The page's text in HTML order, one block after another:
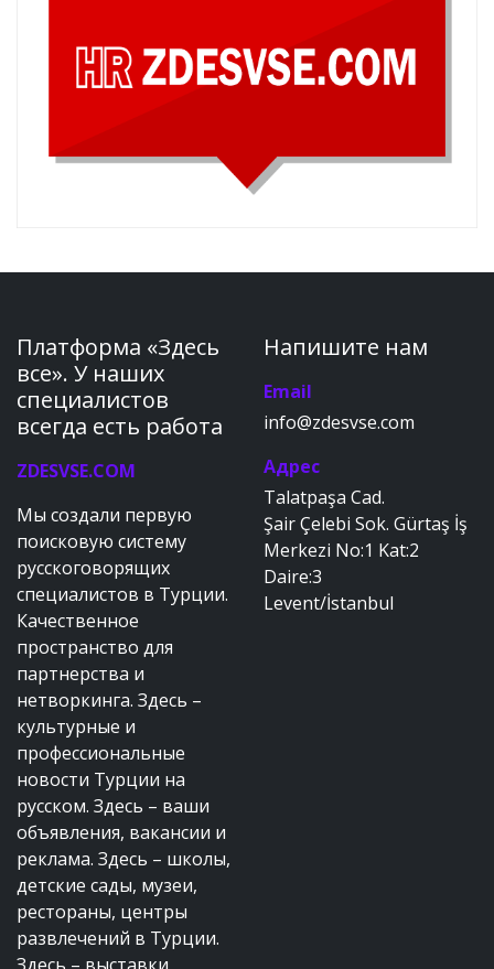
Платформа «Здесь
все». У наших
специалистов
всегда есть работа
ZDESVSE.COM
Мы создали первую
поисковую систему
русскоговорящих
специалистов в Турции.
Качественное
пространство для
партнерства и
нетворкинга. Здесь –
культурные и
профессиональные
новости Турции на
русском. Здесь – ваши
объявления, вакансии и
реклама. Здесь – школы,
детские сады, музеи,
рестораны, центры
развлечений в Турции.
Напишите нам
Email
info@zdesvse.com
Адрес
Talatpaşa Cad.
Şair Çelebi Sok. Gürtaş İş
Merkezi No:1 Kat:2
Daire:3
Levent/İstanbul